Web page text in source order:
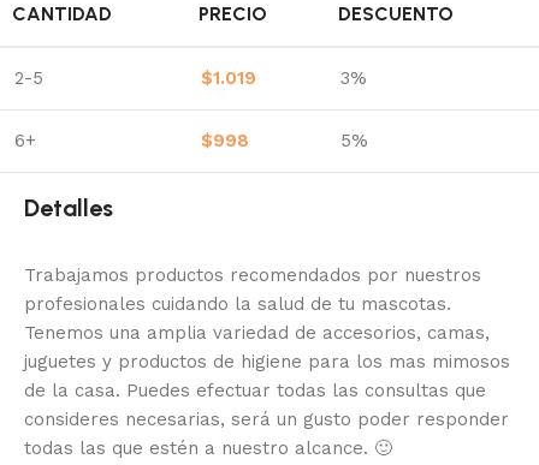
CANTIDAD PRECIO DESCUENTO
2-5 $1.019 3%
6+ $998 5%
Detalles
Trabajamos productos recomendados por nuestros
profesionales cuidando la salud de tu mascotas.
Tenemos una amplia variedad de accesorios, camas,
juguetes y productos de higiene para los mas mimosos
de la casa. Puedes efectuar todas las consultas que
consideres necesarias, será un gusto poder responder
todas las que estén a nuestro alcance. 🙂